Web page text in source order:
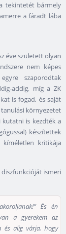
tekintetét bármely
a fáradt lába
éve született olyan
nem képes
szaporodtak
addig, míg a ZK
is fogad, és saját
környezetet
kutatni is kezdték a
készítettek
kritikája
diszfunkcióját ismeri
És én
a gyerekem az
és alig várja, hogy